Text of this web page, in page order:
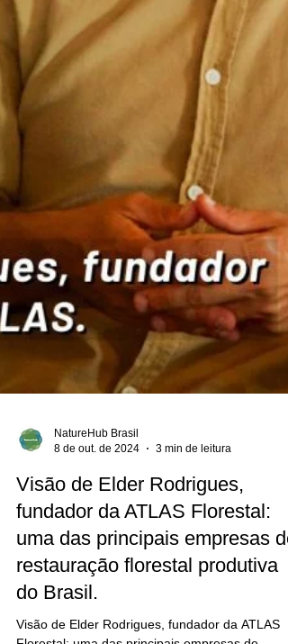
8 de out. de 2024
3 min de leitura
Visão de Elder Rodrigues,
fundador da ATLAS Florestal:
uma das principais empresas de
restauração florestal produtiva
do Brasil.